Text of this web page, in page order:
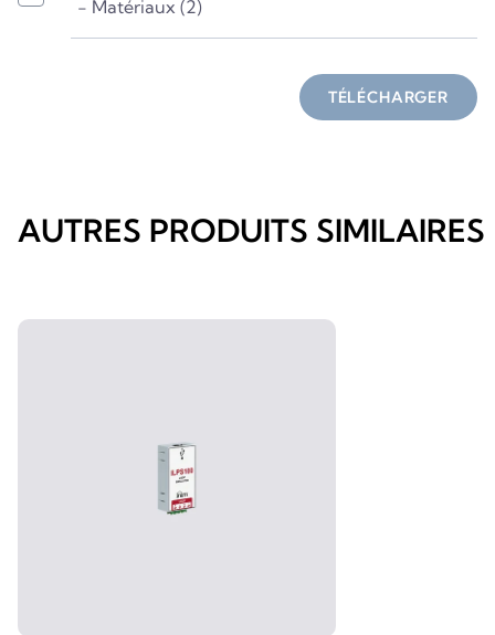
- Matériaux (2)
TÉLÉCHARGER
AUTRES PRODUITS SIMILAIRES